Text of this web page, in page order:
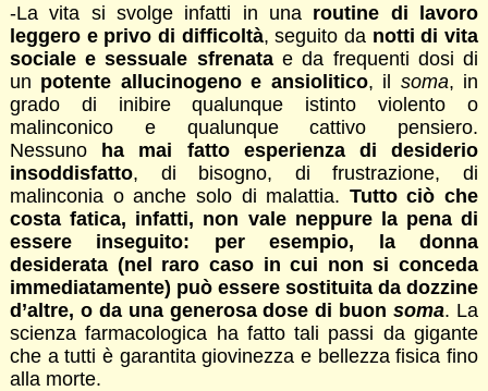
-La vita si svolge infatti in una routine di lavoro
leggero e privo di difficoltà, seguito da notti di vita
sociale e sessuale sfrenatae da frequenti dosi di
un potente allucinogeno e ansiolitico, il soma, in
grado di inibire qualunque istinto violento o
malinconico e qualunque cattivo pensiero.
Nessuno ha mai fatto esperienza di desiderio
insoddisfatto, di bisogno, di frustrazione, di
malinconia o anche solo di malattia. Tutto ciò che
costa fatica, infatti, non vale neppure la pena di
essere inseguito: per esempio, la donna
desiderata (nel raro caso in cui non si conceda
immediatamente) può essere sostituita da dozzine
d’altre, o da una generosa dose di buonsoma. La
scienza farmacologica ha fatto tali passi da gigante
che a tutti è garantita giovinezza e bellezza fisica fino
alla morte.